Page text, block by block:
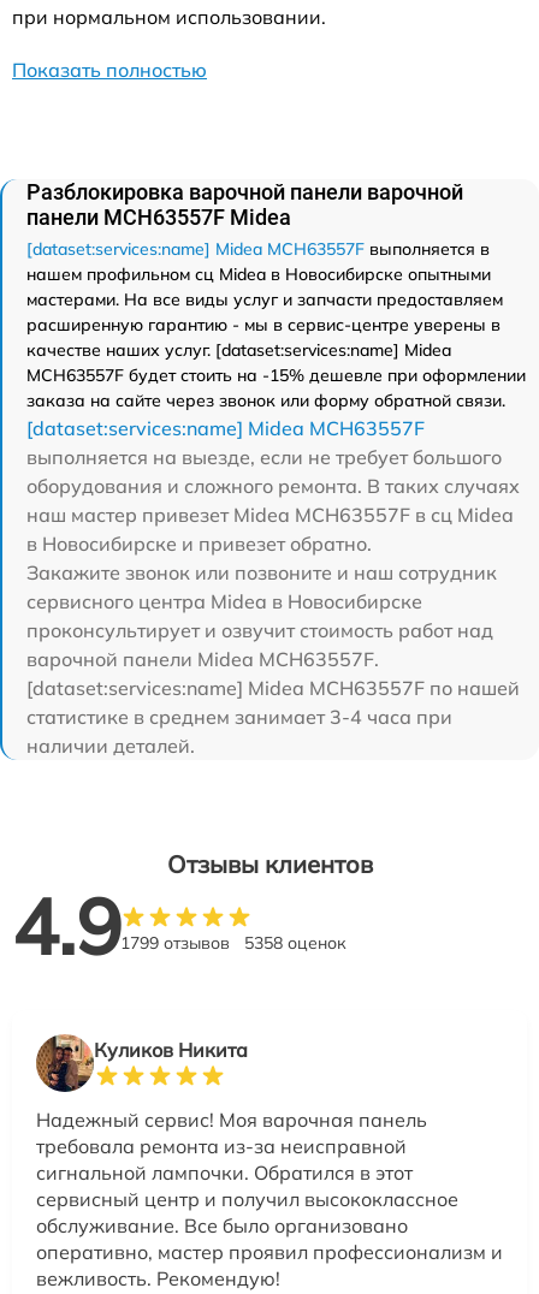
при нормальном использовании.
Показать полностью
Разблокировка варочной панели варочной
панели MCH63557F Midea
[dataset:services:name] Midea MCH63557F выполняется в
нашем профильном сц Midea в Новосибирске опытными
мастерами. На все виды услуг и запчасти предоставляем
расширенную гарантию - мы в сервис-центре уверены в
качестве наших услуг. [dataset:services:name] Midea
MCH63557F будет стоить на -15% дешевле при оформлении
заказа на сайте через звонок или форму обратной связи.
[dataset:services:name] Midea MCH63557F
выполняется на выезде, если не требует большого
оборудования и сложного ремонта. В таких случаях
наш мастер привезет Midea MCH63557F в сц Midea
в Новосибирске и привезет обратно.
Закажите звонок или позвоните и наш сотрудник
сервисного центра Midea в Новосибирске
проконсультирует и озвучит стоимость работ над
варочной панели Midea MCH63557F.
[dataset:services:name] Midea MCH63557F по нашей
статистике в среднем занимает 3-4 часа при
наличии деталей.
Отзывы клиентов
4.91799 отзывов 5358 оценок
Куликов Никита
Надежный сервис! Моя варочная панель
требовала ремонта из-за неисправной
сигнальной лампочки. Обратился в этот
сервисный центр и получил высококлассное
обслуживание. Все было организовано
оперативно, мастер проявил профессионализм и
вежливость. Рекомендую!